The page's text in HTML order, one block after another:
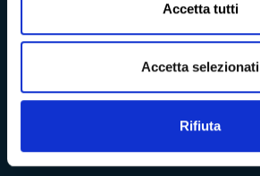
Accetta tutti
Accetta selezionati
Rifiuta
Turismo Massa-Cararara